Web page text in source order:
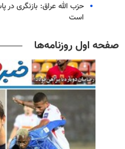
حزب الله عراق: بازنگری در
است
صفحه اول روزنامه‌ها